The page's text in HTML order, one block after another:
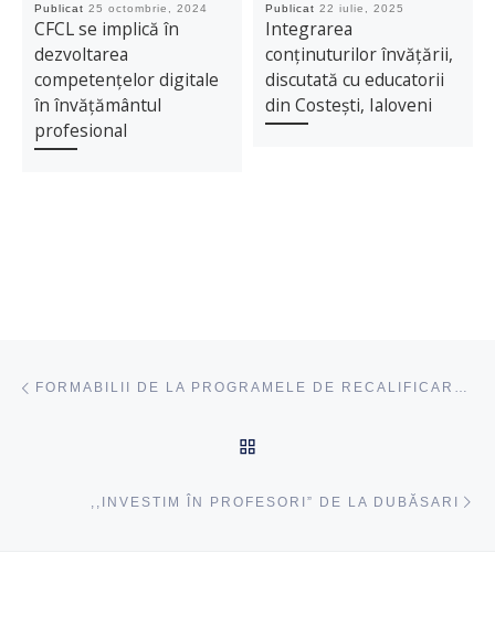
Publicat25 octombrie, 2024
CFCL se implică în
dezvoltarea
competențelor digitale
în învățământul
profesional
Publicat22 iulie, 2025
Integrarea
conținuturilor învățării,
discutată cu educatorii
din Costești, Ialoveni
FORMABILII DE LA PROGRAMELE DE RECALIFICARE STUDIAZĂ METODOLOGIA EDUCAȚIEI PENTRU LIMBAJ ȘI COMUNICARE
,,INVESTIM ÎN PROFESORI” DE LA DUBĂSARI